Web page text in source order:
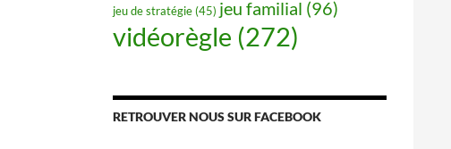
jeu de stratégie (45) jeu familial (96)
vidéorègle (272)
RETROUVER NOUS SUR FACEBOOK